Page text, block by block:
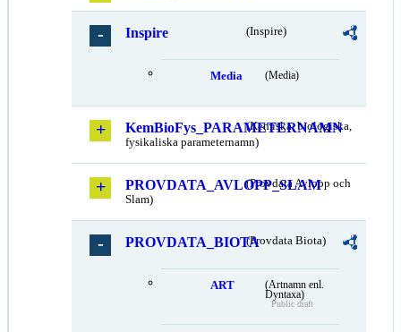
Inspire (Inspire)
Media (Media)
KemBioFys_PARAMETERNAMN
(Kemiska, biologiska,
fysikaliska parameternamn)
PROVDATA_AVLOPP_SLAM
(Provdata Avlopp och
Slam)
PROVDATA_BIOTA(Provdata Biota)
ART
(Artnamn enl.
Dyntaxa)
Public draft